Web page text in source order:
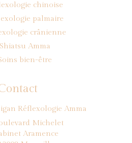
chinoise
palmaire
crânienne
Shiatsu Amma
bien-être
Réflexologie Amma
Michelet
Aramence